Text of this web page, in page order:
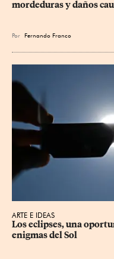
mordeduras y daños
Por Fernando Franco
ARTE E IDEAS
Los eclipses, una
enigmas del Sol